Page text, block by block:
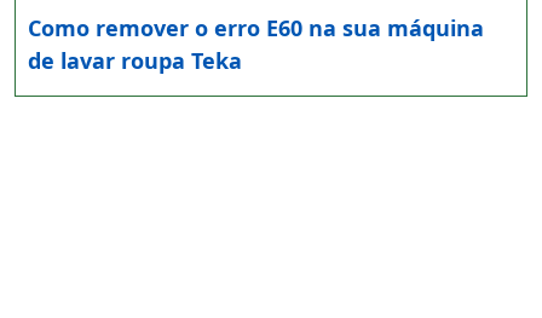
Como remover o erro E60 na sua máquina
de lavar roupa Teka